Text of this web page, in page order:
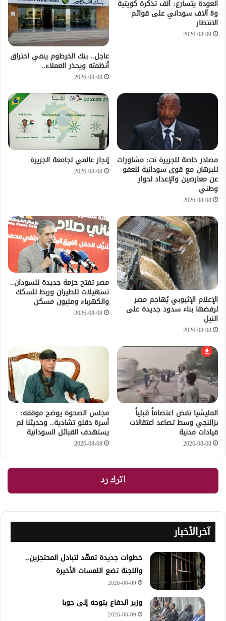
العودة يتسارع: ألف تذكرة كويتية
و8 آلاف سوداني على قوائم
الانتظار
2026-08-09
عاجل.. بنك الخرطوم ينفي اختراق
أنظمته ويحذر العملاء..
2026-08-08
مصادر خاصة للجزيرة نت: مشاورات
للبرهان مع قوى سودانية للعفو
عن معارضين والإعداد لحوار
وطني
2026-08-08
إنجاز عالمي لجامعة الجزيرة
2026-08-08
الإعلام الإثيوبي يُهاجم مصر
لرفضها بناء سدود جديدة على
النيل
2026-08-08
مصر تفتح حزمة جديدة للسودان..
تسهيلات للطيران وربط للسكك
والكهرباء ومليون مسكن
2026-08-08
المليشيا تفض اعتصاماً قبلياً
بزالنجي وسط تصاعد اعتقالات
قيادات مدنية
2026-08-08
مجلس الصحوة يوضح موقفه:
أسرة دقلو تشادية.. وحديثنا لم
يستهدف القبائل السودانية
2026-08-08
اترك رد
آخرالأخبار
خطوات جديدة تمهّد لتبادل المحتجزين..
واللجنة تضع اللمسات الأخيرة
2026-08-09
وزير الدفاع يتوجه إلى جوبا
2026-08-09